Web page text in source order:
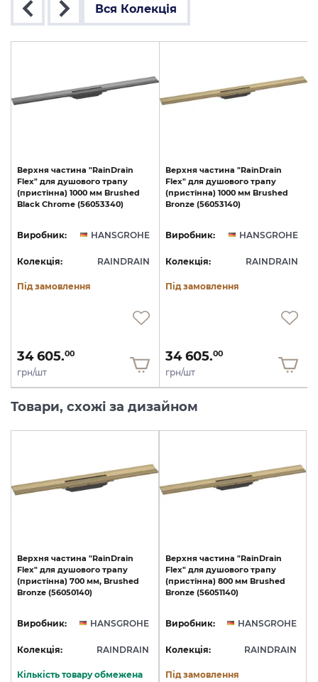
Вся Колекція
Верхня частина "RainDrain
Flex" для душового трапу
(пристінна) 1000 мм Brushed
Black Chrome (56053340)
Виробник: HANSGROHE
Колекція: RAINDRAIN
Під замовлення
34 605.00
грн/шт
Верхня частина "RainDrain
Flex" для душового трапу
(пристінна) 1000 мм Brushed
Bronze (56053140)
Виробник: HANSGROHE
Колекція: RAINDRAIN
Під замовлення
34 605.00
грн/шт
Товари, схожі за дизайном
Верхня частина "RainDrain
Flex" для душового трапу
(пристінна) 700 мм, Brushed
Bronze (56050140)
Виробник: HANSGROHE
Колекція: RAINDRAIN
Кількість товару обмежена
Верхня частина "RainDrain
Flex" для душового трапу
(пристінна) 800 мм Brushed
Bronze (56051140)
Виробник: HANSGROHE
Колекція: RAINDRAIN
Під замовлення